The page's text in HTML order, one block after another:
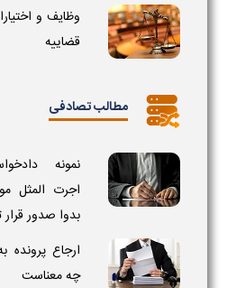
وظایف و
قضاییه
مطالب تصادفی
نمونه
اجرت المثل
بدوا صدور قرار
ارجاع پرونده
چه معناست